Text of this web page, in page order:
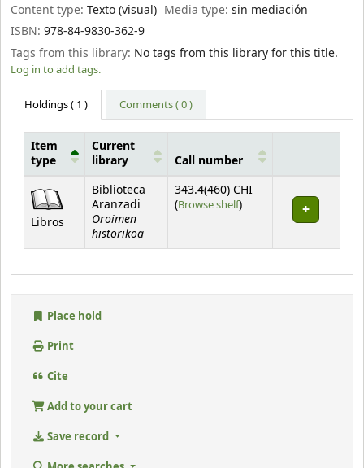
Content type: Texto (visual) Media type:sin mediación
ISBN: 978-84-9830-362-9
Tags from this library: No tags from this library for this title.
Log in to add tags.
Holdings( 1 ) Comments ( 0 )
Holdings
Item
type
Current
library
Call number
Libros
Biblioteca
Aranzadi
Oroimen
historikoa
343.4(460) CHI
(Browse shelf(Opens below)
)
Place hold
Print
Cite
Add to your cart
Save record